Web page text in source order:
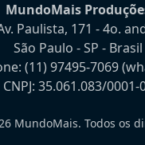
MundoMais
Paulista, 171 - 4o.
São Paulo - SP - Brasil
(11) 97495-7069
CNPJ: 35.061.083/0001-
MundoMais. Todos os